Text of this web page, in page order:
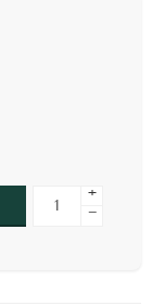
+
−